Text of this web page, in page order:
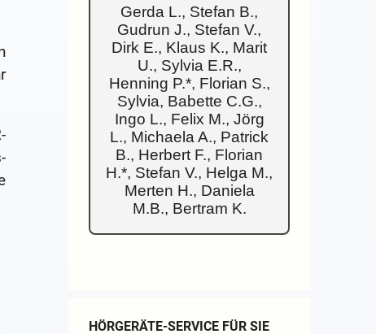
Gerda L., Stefan B.,
Gudrun J., Stefan V.,
Dirk E., Klaus K., Marit
U., Sylvia E.R.,
Henning P.*, Florian S.,
Sylvia, Babette C.G.,
Ingo L., Felix M., Jörg
L., Michaela A., Patrick
B., Herbert F., Florian
H.*, Stefan V., Helga M.,
Merten H., Daniela
M.B., Bertram K.
HÖRGERÄTE-SERVICE FÜR SIE